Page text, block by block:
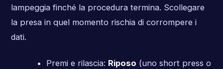
lampeggia finché la procedura termina. Scollegare
la presa in quel momento rischia di corrompere i
dati.
Premi e rilascia: Riposo (uno short press o